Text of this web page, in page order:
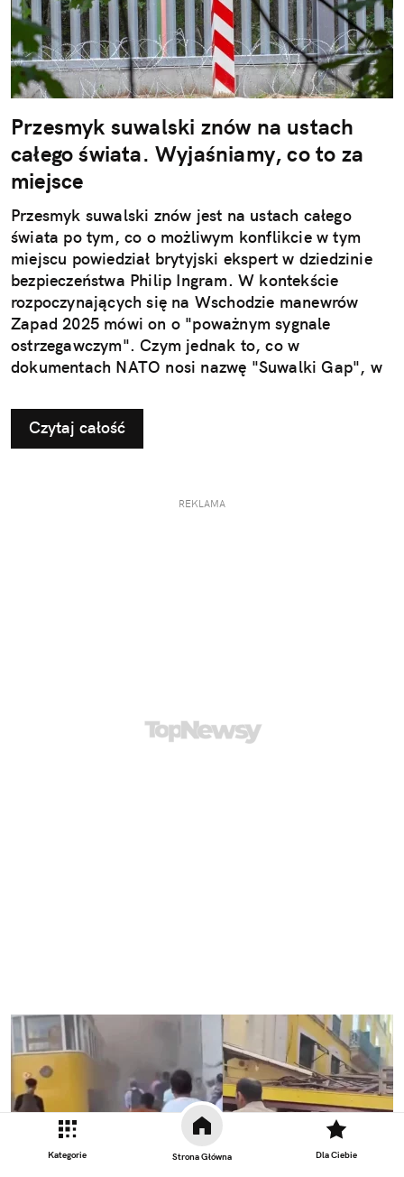
Kategorie Strona Główna Dla Ciebie
Przesmyk suwalski znów na ustach
całego świata. Wyjaśniamy, co to za
miejsce
Przesmyk suwalski znów jest na ustach całego
świata po tym, co o możliwym konflikcie w tym
miejscu powiedział brytyjski ekspert w dziedzinie
bezpieczeństwa Philip Ingram. W kontekście
rozpoczynających się na Wschodzie manewrów
Zapad 2025 mówi on o "poważnym sygnale
ostrzegawczym". Czym jednak to, co w
dokumentach NATO nosi nazwę "Suwalki Gap", w
Czytaj całość
REKLAMA